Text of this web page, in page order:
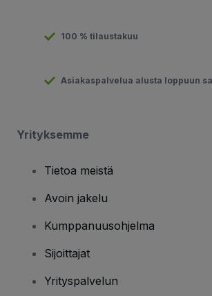
100 % tilaustakuu
Asiakaspalvelua alusta loppuun
Yrityksemme
Tietoa meistä
Avoin jakelu
Kumppanuusohjelma
Sijoittajat
Yrityspalvelun